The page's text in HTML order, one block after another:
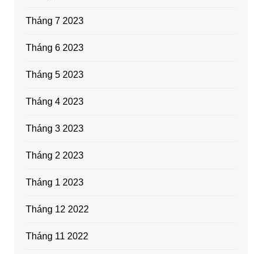
Tháng 7 2023
Tháng 6 2023
Tháng 5 2023
Tháng 4 2023
Tháng 3 2023
Tháng 2 2023
Tháng 1 2023
Tháng 12 2022
Tháng 11 2022